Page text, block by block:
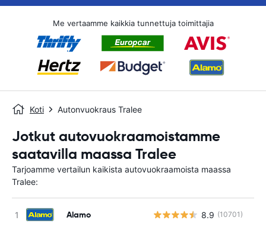
Me vertaamme kaikkia tunnettuja toimittajia
Koti Autonvuokraus Tralee
Jotkut autovuokraamoistamme
saatavilla maassa Tralee
Tarjoamme vertailun kaikista autovuokraamoista maassa
Tralee:
Alamo 8.9 (10701)